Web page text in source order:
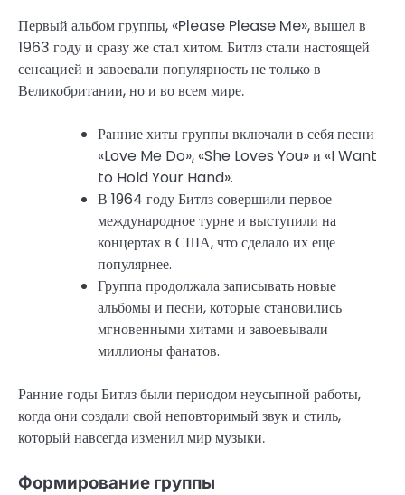
Первый альбом группы, «Please Please Me», вышел в
1963 году и сразу же стал хитом. Битлз стали настоящей
сенсацией и завоевали популярность не только в
Великобритании, но и во всем мире.
Ранние хиты группы включали в себя песни
«Love Me Do», «She Loves You» и «I Want
to Hold Your Hand».
В 1964 году Битлз совершили первое
международное турне и выступили на
концертах в США, что сделало их еще
популярнее.
Группа продолжала записывать новые
альбомы и песни, которые становились
мгновенными хитами и завоевывали
миллионы фанатов.
Ранние годы Битлз были периодом неусыпной работы,
когда они создали свой неповторимый звук и стиль,
который навсегда изменил мир музыки.
Формирование группы